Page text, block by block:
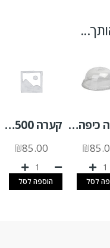
מכסה כיפה שקוף י.כ (95) לכוס 2000 יח'
₪
לסל
קערה 1500 חלק תחתית (P) א. 280 יח'
₪85.00
הוספה לסל